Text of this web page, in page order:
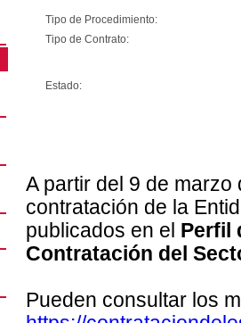
Tipo de Procedimiento:
Tipo de Contrato:
Estado:
A partir del 9 de
contratación de la
publicados en el Perfil
Contratación del
Pueden consultar los